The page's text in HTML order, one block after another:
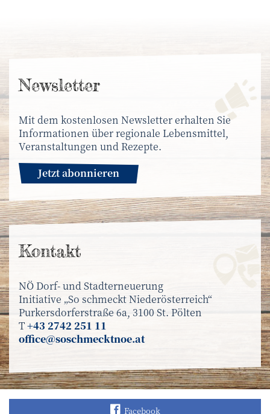
News­letter
Mit dem kostenlosen Newsletter erhalten Sie
Informationen über regionale Lebensmittel,
Veranstaltungen und Rezepte.
Jetzt abonnieren
Kontakt
NÖ Dorf- und Stadterneuerung
Initiative „So schmeckt Niederösterreich“
Purkersdorferstraße 6a, 3100 St. Pölten
T+43 2742 251 11
office@soschmecktnoe.at
Finden Sie „So
Facebook